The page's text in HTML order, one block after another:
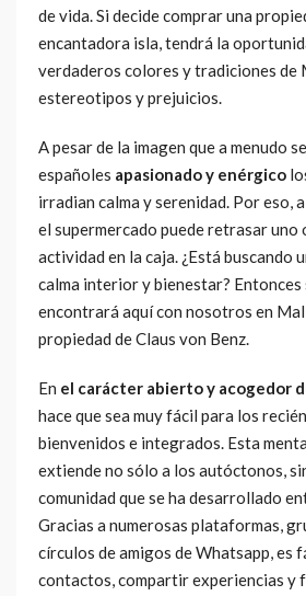
de vida. Si decide comprar una
encantadora isla, tendrá la
verdaderos colores y tradiciones de
estereotipos y prejuicios.
A pesar de la imagen que a menudo
españoles apasionado y enérgico
irradian calma y serenidad. Por eso,
el supermercado puede retrasar uno
actividad en la caja. ¿Está buscando
calma interior y bienestar? Entonces
encontrará aquí con nosotros en
propiedad de Claus von Benz.
En el carácter abierto y acogedor
hace que sea muy fácil para los
bienvenidos e integrados. Esta
extiende no sólo a los autóctonos,
comunidad que se ha desarrollado
Gracias a numerosas plataformas,
círculos de amigos de Whatsapp, es
contactos, compartir experiencias y